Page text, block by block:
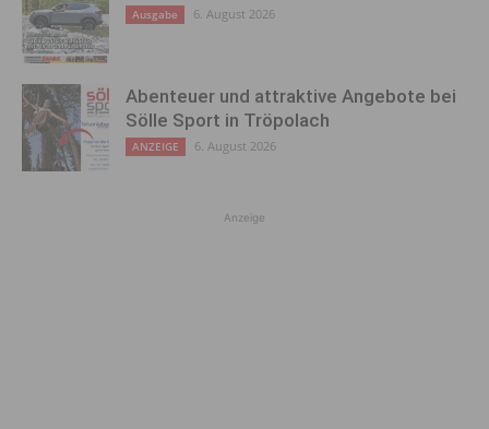
Ausgabe 6. August 2026
Abenteuer und attraktive Angebote bei
Sölle Sport in Tröpolach
ANZEIGE 6. August 2026
Anzeige